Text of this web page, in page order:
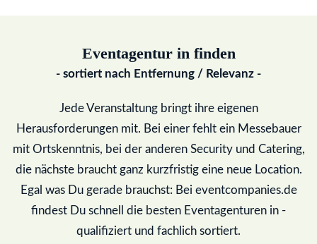
Eventagentur in finden
- sortiert nach Entfernung / Relevanz -
Jede Veranstaltung bringt ihre eigenen
Herausforderungen mit. Bei einer fehlt ein Messebauer
mit Ortskenntnis, bei der anderen Security und Catering,
die nächste braucht ganz kurzfristig eine neue Location.
Egal was Du gerade brauchst: Bei eventcompanies.de
findest Du schnell die besten Eventagenturen in -
qualifiziert und fachlich sortiert.